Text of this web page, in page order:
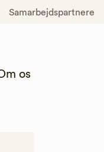
Samarbejdspartnere
os